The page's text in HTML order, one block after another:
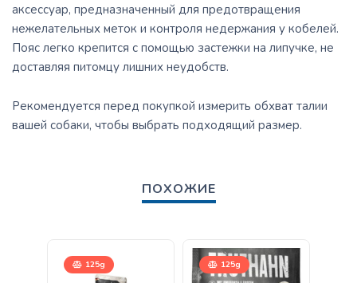
аксессуар, предназначенный для предотвращения
нежелательных меток и контроля недержания у кобелей.
Пояс легко крепится с помощью застежки на липучке, не
доставляя питомцу лишних неудобств.
Рекомендуется перед покупкой измерить обхват талии
вашей собаки, чтобы выбрать подходящий размер.
ПОХОЖИЕ
125g 125g